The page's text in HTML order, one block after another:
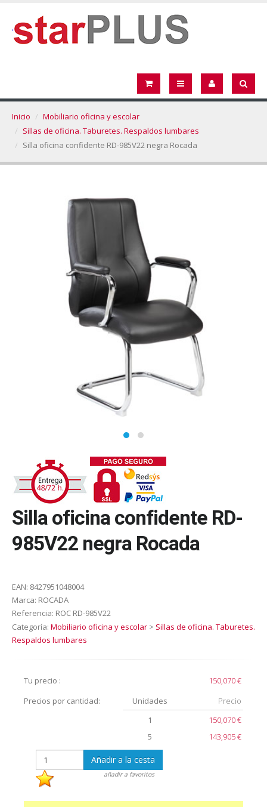
Inicio
Mobiliario oficina y escolar
Sillas de oficina. Taburetes. Respaldos lumbares
Silla oficina confidente RD-985V22 negra Rocada
Silla oficina confidente RD-
985V22 negra Rocada
EAN: 8427951048004
Marca: ROCADA
Referencia: ROC RD-985V22
Categoría: Mobiliario oficina y escolar > Sillas de oficina. Taburetes.
Respaldos lumbares
Tu precio :
150,070 €
Precios por cantidad:
Unidades
Precio
1
150,070 €
5
143,905 €
Añadir a la cesta
añadir a favoritos